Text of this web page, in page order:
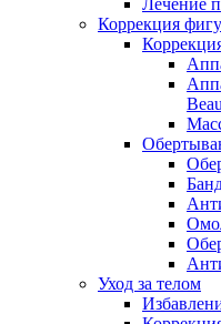
Лечение
Коррекция
Уход за телом